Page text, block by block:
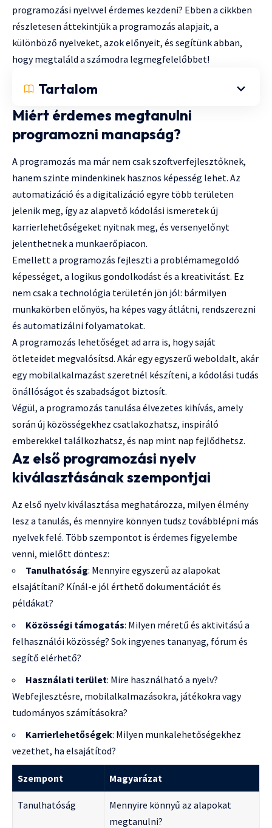
programozási nyelvvel érdemes kezdeni? Ebben a cikkben
részletesen áttekintjük a programozás alapjait, a
különböző nyelveket, azok előnyeit, és segítünk abban,
hogy megtaláld a számodra legmegfelelőbbet!
Tartalom
Miért érdemes megtanulni
programozni manapság?
A programozás ma már nem csak szoftverfejlesztőknek,
hanem szinte mindenkinek hasznos képesség lehet. Az
automatizáció és a digitalizáció egyre több területen
jelenik meg, így az alapvető kódolási ismeretek új
karrierlehetőségeket nyitnak meg, és versenyelőnyt
jelenthetnek a munkaerőpiacon.
Emellett a programozás fejleszti a problémamegoldó
képességet, a logikus gondolkodást és a kreativitást. Ez
nem csak a technológia területén jön jól: bármilyen
munkakörben előnyös, ha képes vagy átlátni, rendszerezni
és automatizálni folyamatokat.
A programozás lehetőséget ad arra is, hogy saját
ötleteidet megvalósítsd. Akár egy egyszerű weboldalt, akár
egy mobilalkalmazást szeretnél készíteni, a kódolási tudás
önállóságot és szabadságot biztosít.
Végül, a programozás tanulása élvezetes kihívás, amely
során új közösségekhez csatlakozhatsz, inspiráló
emberekkel találkozhatsz, és nap mint nap fejlődhetsz.
Az első programozási nyelv
kiválasztásának szempontjai
Az első nyelv kiválasztása meghatározza, milyen élmény
lesz a tanulás, és mennyire könnyen tudsz továbblépni más
nyelvek felé. Több szempontot is érdemes figyelembe
venni, mielőtt döntesz:
Tanulhatóság: Mennyire egyszerű az alapokat
elsajátítani? Kínál-e jól érthető dokumentációt és
példákat?
Közösségi támogatás: Milyen méretű és aktivitású a
felhasználói közösség? Sok ingyenes tananyag, fórum és
segítő elérhető?
Használati terület: Mire használható a nyelv?
Webfejlesztésre, mobilalkalmazásokra, játékokra vagy
tudományos számításokra?
Karrierlehetőségek: Milyen munkalehetőségekhez
vezethet, ha elsajátítod?
Szempont Magyarázat
Tanulhatóság
Mennyire könnyű az alapokat
megtanulni?